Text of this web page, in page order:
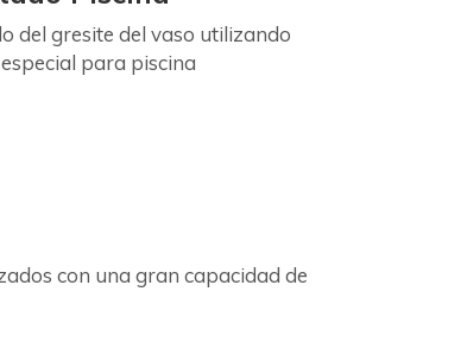
del gresite del vaso utilizando
para piscina
con una gran capacidad de